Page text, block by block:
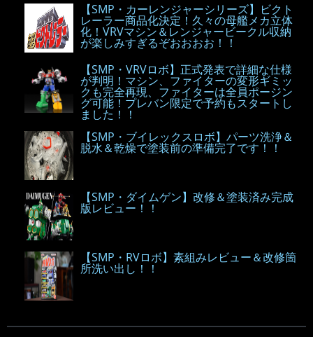
【SMP・カーレンジャーシリーズ】ビクト
レーラー商品化決定！久々の母艦メカ立体
化！VRVマシン＆レンジャービークル収納
が楽しみすぎるぞおおおお！！
【SMP・VRVロボ】正式発表で詳細な仕様
が判明！マシン、ファイターの変形ギミッ
クも完全再現、ファイターは全員ポージン
グ可能！プレバン限定で予約もスタートし
ました！！
【SMP・ブイレックスロボ】パーツ洗浄＆
脱水＆乾燥で塗装前の準備完了です！！
【SMP・ダイムゲン】改修＆塗装済み完成
版レビュー！！
【SMP・RVロボ】素組みレビュー＆改修箇
所洗い出し！！